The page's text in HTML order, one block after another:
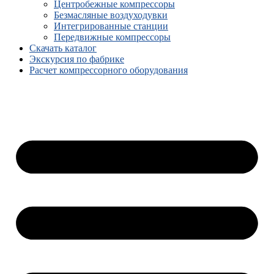
Центробежные компрессоры
Безмасляные воздуходувки
Интегрированные станции
Передвижные компрессоры
Скачать каталог
Экскурсия по фабрике
Расчет компрессорного оборудования